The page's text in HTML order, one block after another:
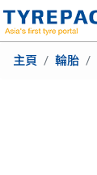
主頁 輪胎